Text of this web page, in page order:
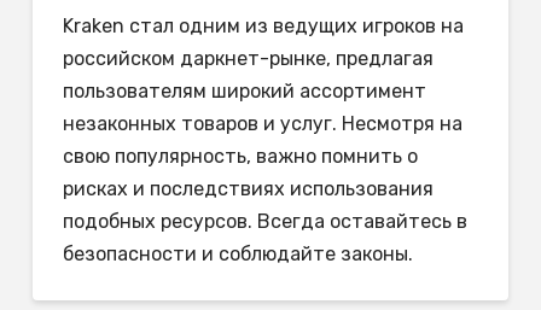
Kraken стал одним из ведущих игроков на
российском даркнет-рынке, предлагая
пользователям широкий ассортимент
незаконных товаров и услуг. Несмотря на
свою популярность, важно помнить о
рисках и последствиях использования
подобных ресурсов. Всегда оставайтесь в
безопасности и соблюдайте законы.